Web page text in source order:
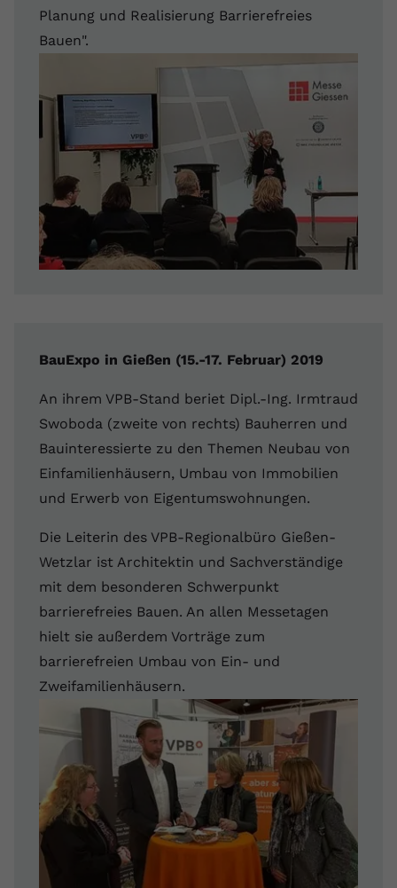
Planung und Realisierung Barrierefreies
Bauen".
BauExpo in Gießen (15.-17. Februar) 2019
An ihrem VPB-Stand beriet Dipl.-Ing. Irmtraud
Swoboda (zweite von rechts) Bauherren und
Bauinteressierte zu den Themen Neubau von
Einfamilienhäusern, Umbau von Immobilien
und Erwerb von Eigentumswohnungen.
Die Leiterin des VPB-Regionalbüro Gießen-
Wetzlar ist Architektin und Sachverständige
mit dem besonderen Schwerpunkt
barrierefreies Bauen. An allen Messetagen
hielt sie außerdem Vorträge zum
barrierefreien Umbau von Ein- und
Zweifamilienhäusern.